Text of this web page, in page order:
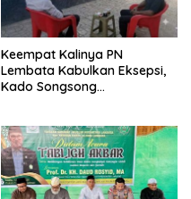
Keempat Kalinya PN
Lembata Kabulkan Eksepsi,
Kado Songsong